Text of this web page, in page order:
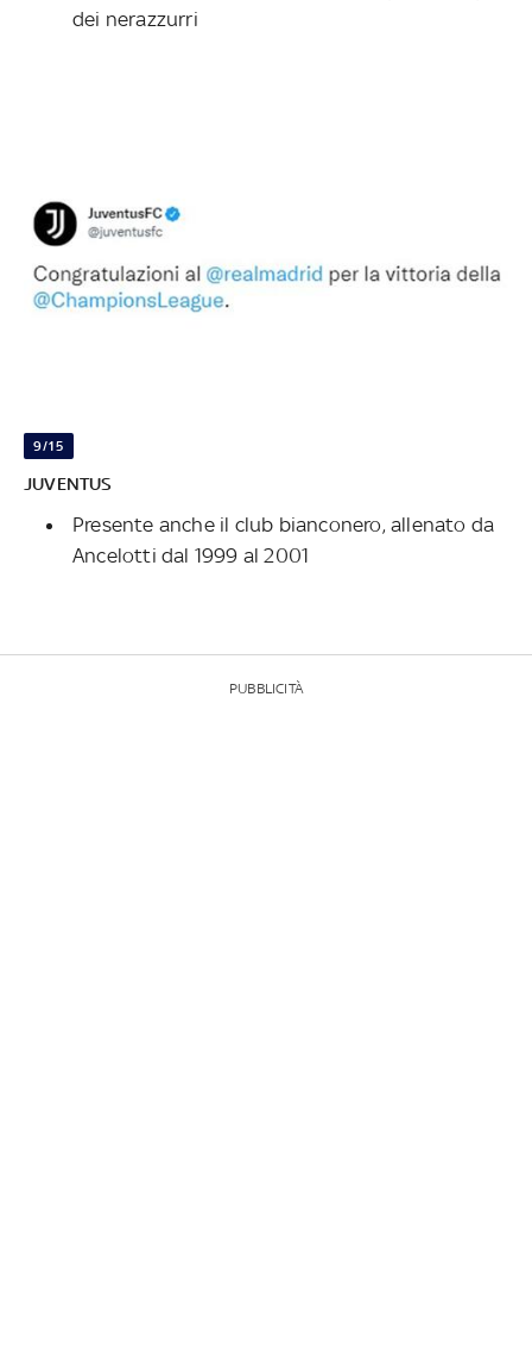
dei nerazzurri
9/15
JUVENTUS
Presente anche il club bianconero, allenato da
Ancelotti dal 1999 al 2001
PUBBLICITÀ